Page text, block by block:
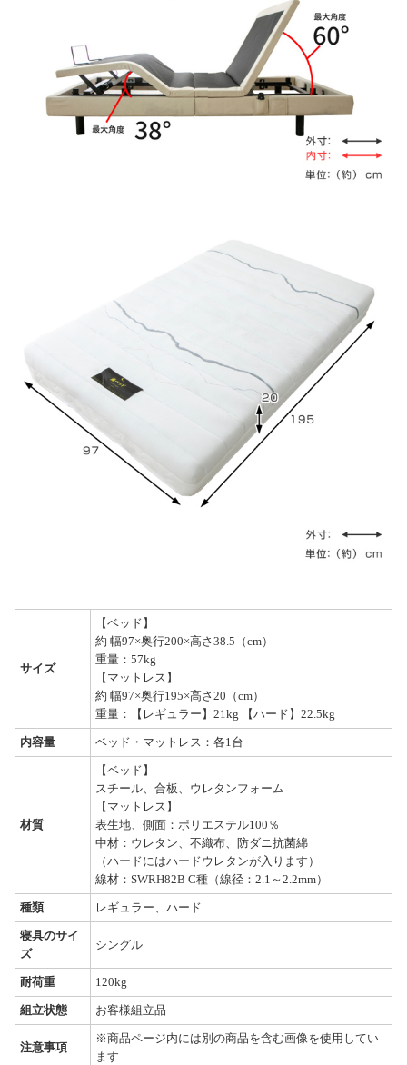
サイズ
【ベッド】
約 幅97×奥行200×高さ38.5（cm）
重量：57kg
【マットレス】
約 幅97×奥行195×高さ20（cm）
重量：【レギュラー】21kg 【ハード】22.5kg
内容量 ベッド・マットレス：各1台
材質
【ベッド】
スチール、合板、ウレタンフォーム
【マットレス】
表生地、側面：ポリエステル100％
中材：ウレタン、不織布、防ダニ抗菌綿
（ハードにはハードウレタンが入ります）
線材：SWRH82B C種（線径：2.1～2.2mm）
種類 レギュラー、ハード
寝具のサイ
ズ
シングル
耐荷重 120kg
組立状態 お客様組立品
注意事項
※商品ページ内には別の商品を含む画像を使用してい
ます